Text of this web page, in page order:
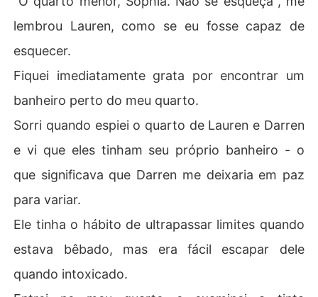
lembrou Lauren, como se eu fosse capaz de
esquecer.
Fiquei imediatamente grata por encontrar um
banheiro perto do meu quarto.
Sorri quando espiei o quarto de Lauren e Darren
e vi que eles tinham seu próprio banheiro - o
que significava que Darren me deixaria em paz
para variar.
Ele tinha o hábito de ultrapassar limites quando
estava bêbado, mas era fácil escapar dele
quando intoxicado.